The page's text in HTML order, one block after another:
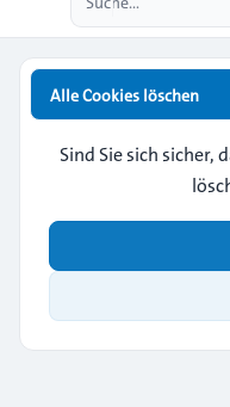
Alle Cookies löschen
Sind Sie sich sicher,